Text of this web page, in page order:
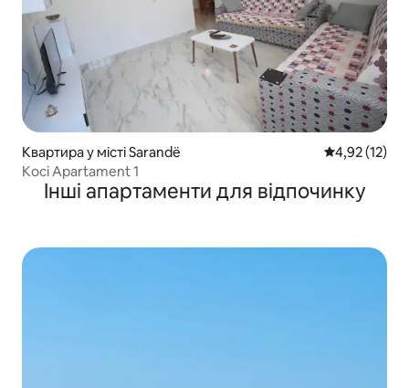
Квартира у місті Sarandë Середня
4,92 (12)
Koci Apartament 1
Інші апартаменти для відпочинку